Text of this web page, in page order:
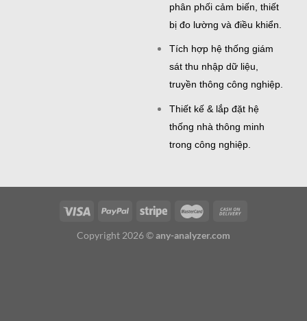
phân phối cảm biến, thiết
bị đo lường và điều khiển.
Tích hợp hệ thống giám
sát thu nhập dữ liệu,
truyền thông công nghiệp.
Thiết kế & lắp đặt hệ
thống nhà thông minh
trong công nghiệp.
Copyright 2026 ©any-analyzer.com